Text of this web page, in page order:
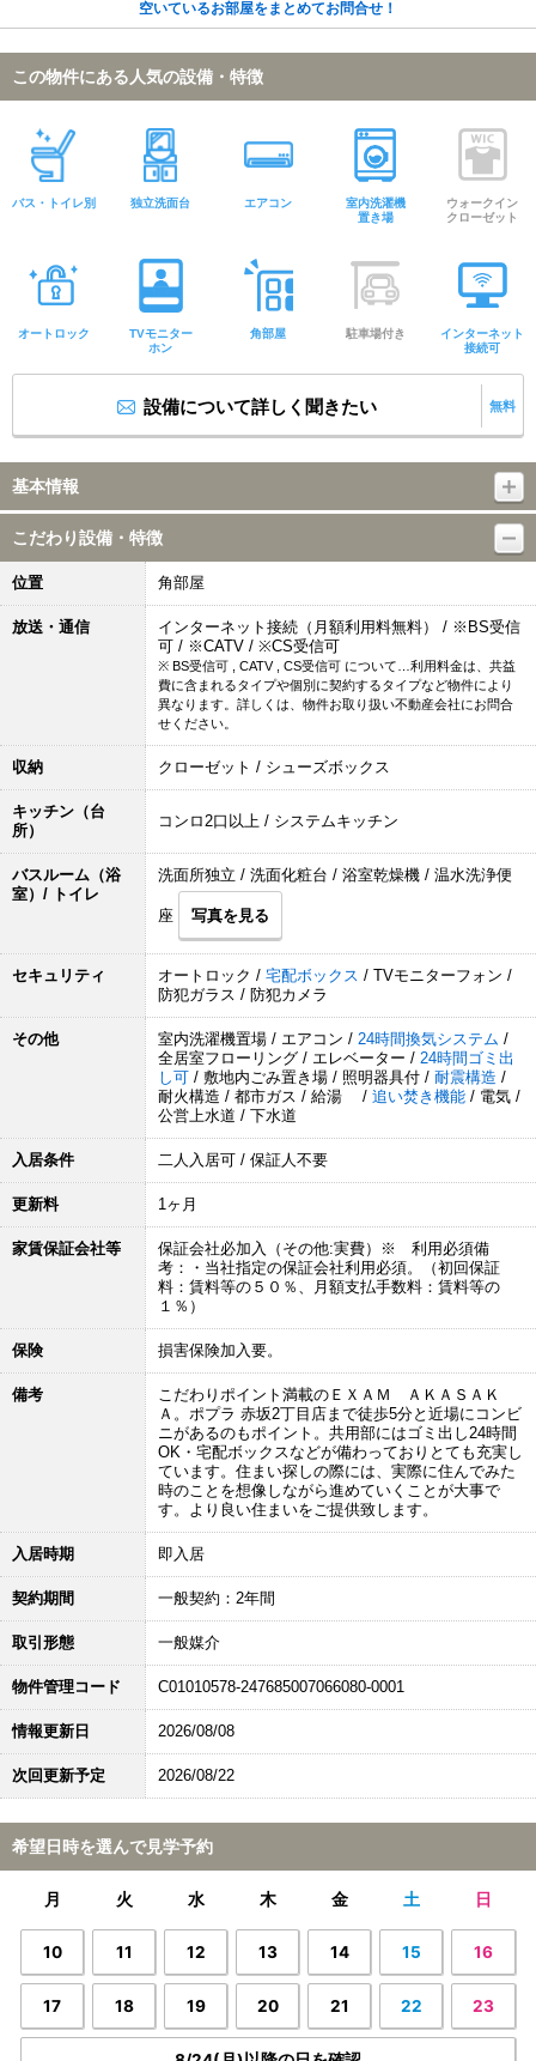
空いているお部屋をまとめてお問合せ！
この物件にある人気の設備・特徴
バス・トイレ別 独立洗面台 エアコン
室内洗濯機
置き場
ウォークイン
クローゼット
オートロック
TVモニター
ホン
角部屋 駐車場付き
インターネット
接続可
設備について詳しく聞きたい 無料
基本情報
こだわり設備・特徴
位置 角部屋
放送・通信
インターネット接続（月額利用料無料） / ※BS受信
可 / ※CATV / ※CS受信可
※ BS受信可 , CATV , CS受信可 について…利用料金は、共益
費に含まれるタイプや個別に契約するタイプなど物件により
異なります。詳しくは、物件お取り扱い不動産会社にお問合
せください。
収納 クローゼット / シューズボックス
キッチン（台
所）
コンロ2口以上 / システムキッチン
バスルーム（浴
室）/ トイレ
洗面所独立 / 洗面化粧台 / 浴室乾燥機 / 温水洗浄便
座 写真を見る
セキュリティ オートロック / 宅配ボックス / TVモニターフォン /
防犯ガラス / 防犯カメラ
その他 室内洗濯機置場 / エアコン / 24時間換気システム /
全居室フローリング / エレベーター / 24時間ゴミ出
し可 / 敷地内ごみ置き場 / 照明器具付 / 耐震構造 /
耐火構造 / 都市ガス / 給湯 / 追い焚き機能 / 電気 /
公営上水道 / 下水道
入居条件 二人入居可 / 保証人不要
更新料 1ヶ月
家賃保証会社等
保証会社必加入（その他:実費）※ 利用必須備
考：・当社指定の保証会社利用必須。（初回保証
料：賃料等の５０％、月額支払手数料：賃料等の
１％）
保険 損害保険加入要。
備考
こだわりポイント満載のＥＸＡＭ ＡＫＡＳＡＫ
Ａ。ポプラ 赤坂2丁目店まで徒歩5分と近場にコンビ
ニがあるのもポイント。共用部にはゴミ出し24時間
OK・宅配ボックスなどが備わっておりとても充実し
ています。住まい探しの際には、実際に住んでみた
時のことを想像しながら進めていくことが大事で
す。より良い住まいをご提供致します。
入居時期 即入居
契約期間 一般契約：2年間
取引形態 一般媒介
物件管理コード C01010578-247685007066080-0001
情報更新日 2026/08/08
次回更新予定 2026/08/22
希望日時を選んで見学予約
月 火 水 木 金 土 日
10 11 12 13 14 15 16
17 18 19 20 21 22 23